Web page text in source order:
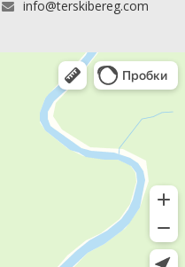
info@terskibereg.com